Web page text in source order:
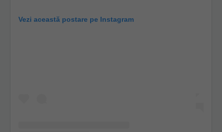
Vezi această postare pe Instagram